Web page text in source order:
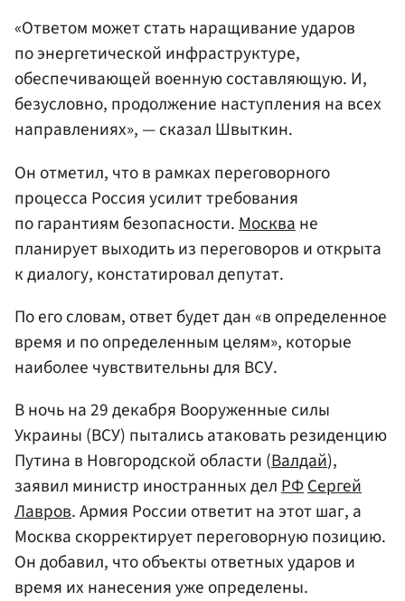
«Ответом может стать наращивание ударов
по энергетической инфраструктуре,
обеспечивающей военную составляющую. И,
безусловно, продолжение наступления на всех
направлениях», — сказал Швыткин.
Он отметил, что в рамках переговорного
процесса Россия усилит требования
по гарантиям безопасности. Москва не
планирует выходить из переговоров и открыта
к диалогу, констатировал депутат.
По его словам, ответ будет дан «в определенное
время и по определенным целям», которые
наиболее чувствительны для ВСУ.
В ночь на 29 декабря Вооруженные силы
Украины (ВСУ) пытались атаковать резиденцию
Путина в Новгородской области (Валдай),
заявил министр иностранных делРФСергей
Лавров. Армия России ответит на этот шаг, а
Москва скорректирует переговорную позицию.
Он добавил, что объекты ответных ударов и
время их нанесения уже определены.